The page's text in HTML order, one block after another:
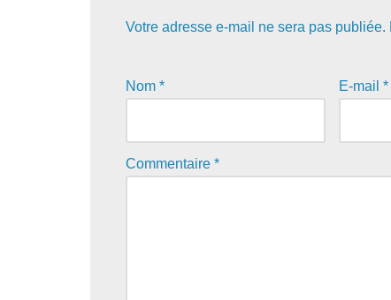
Votre adresse e-mail ne sera pas publiée.
Nom * E-mail*
Commentaire *